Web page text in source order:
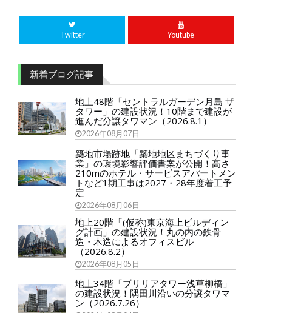
Twitter Youtube
新着ブログ記事
地上48階「セントラルガーデン月島 ザ
タワー」の建設状況！10階まで建設が
進んだ分譲タワマン（2026.8.1）
2026年08月07日
築地市場跡地「築地地区まちづくり事
業」の環境影響評価書案が公開！高さ
210mのホテル・サービスアパートメン
トなど1期工事は2027・28年度着工予
定
2026年08月06日
地上20階「(仮称)東京海上ビルディン
グ計画」の建設状況！丸の内の鉄骨
造・木造によるオフィスビル
（2026.8.2）
2026年08月05日
地上34階「ブリリアタワー浅草柳橋」
の建設状況！隅田川沿いの分譲タワマ
ン（2026.7.26）